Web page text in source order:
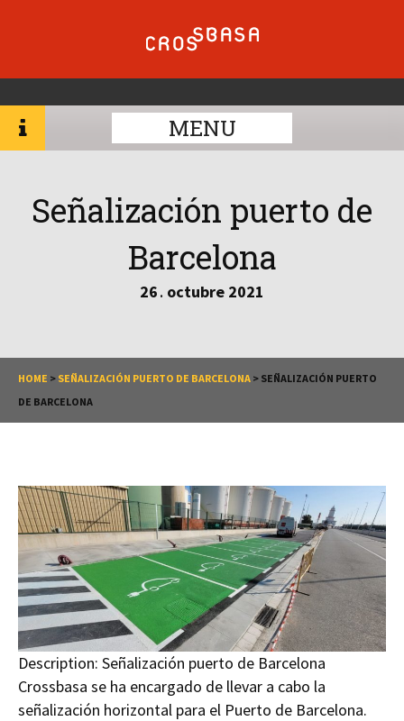
MENU
Señalización puerto de
Barcelona
26 . octubre 2021
HOME > SEÑALIZACIÓN PUERTO DE BARCELONA > SEÑALIZACIÓN PUERTO
DE BARCELONA
Description: Señalización puerto de Barcelona
Crossbasa se ha encargado de llevar a cabo la
señalización horizontal para el Puerto de Barcelona.